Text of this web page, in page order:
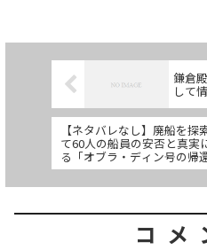
鎌倉
して
【ネタバレなし】廃船を探
て60人の船員の安否と真実
る「オブラ・ディン号の帰
が良すぎた
コメ